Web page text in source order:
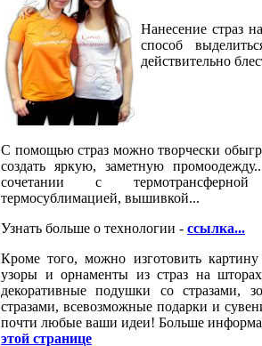
Нанесение страз
способ
действительно
С помощью страз можно творчески
создать яркую, заметную
сочетании с
термосублимацией, вышивкой...
Узнать больше о технологии - ссылка...
Кроме того, можно изготовить картину
узоры и орнаменты из страз на
декоративные подушки со стразами,
стразами, всевозможные подарки и
почти любые ваши идеи! Больше
этой странице